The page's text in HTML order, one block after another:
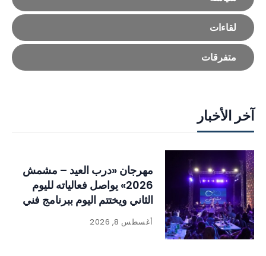
لقاءات
متفرقات
آخر الأخبار
مهرجان «درب العيد – مشمش
2026» يواصل فعالياته لليوم
الثاني ويختتم اليوم ببرنامج فني
وتراثي حافل
أغسطس 8, 2026